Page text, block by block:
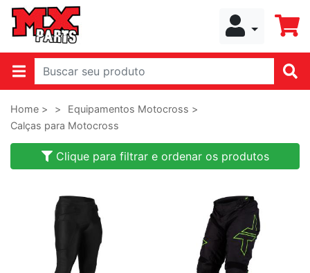
Home > >
Equipamentos Motocross >
Calças para Motocross
Clique para filtrar e ordenar os produtos